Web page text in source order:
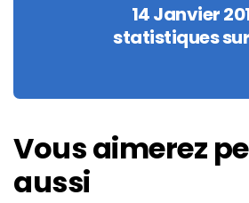
14 Janvier
statistiques
Vous aimerez
aussi